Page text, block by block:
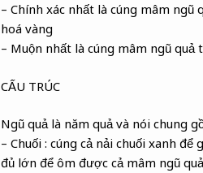
– Chính xác nhất là cúng mâm
hoá vàng
– Muộn nhất là cúng mâm ngũ
CẤU TRÚC
Ngũ quả là năm quả và nói chung
– Chuối : cúng cả nải chuối xanh
đủ lớn để ôm được cả mâm ngũ